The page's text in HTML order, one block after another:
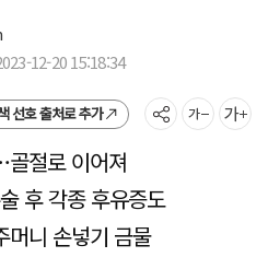
12-20 15:18:34
선호 출처로 추가
절로 이어져
후 각종 후유증도
머니 손넣기 금물